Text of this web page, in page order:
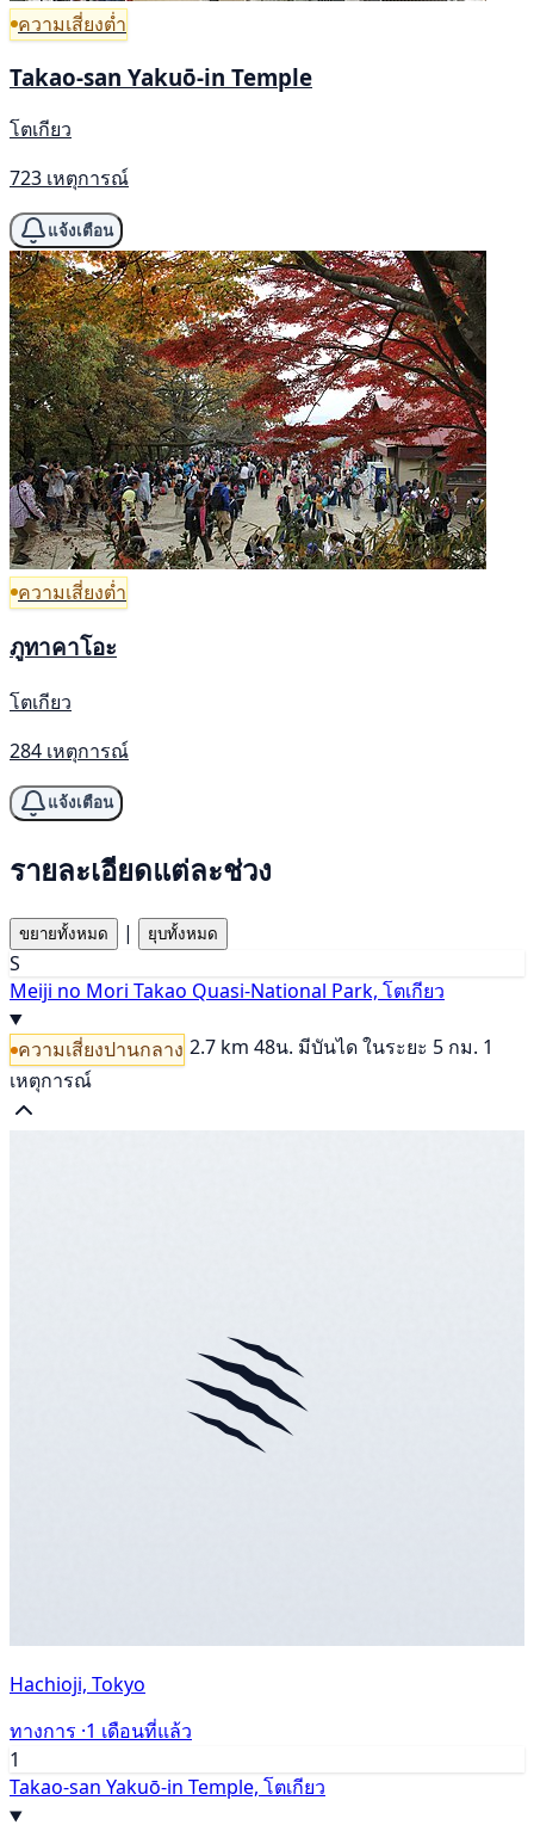
ความเสี่ยงต่ำ
Takao-san Yakuō-in Temple
โตเกียว
723 เหตุการณ์
แจ้งเตือน
ความเสี่ยงต่ำ
ภูทาคาโอะ
โตเกียว
284 เหตุการณ์
แจ้งเตือน
รายละเอียดแต่ละช่วง
ขยายทั้งหมด | ยุบทั้งหมด
S
Meiji no Mori Takao Quasi-National Park, โตเกียว
ความเสี่ยงปานกลาง 2.7 km 48น. มีบันไดในระยะ 5 กม. 1
เหตุการณ์
Hachioji, Tokyo
ทางการ ·1 เดือนที่แล้ว
1
Takao-san Yakuō-in Temple, โตเกียว